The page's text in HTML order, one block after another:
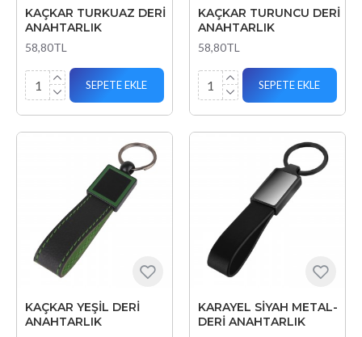
KAÇKAR TURKUAZ DERİ
ANAHTARLIK
58,80TL
SEPETE EKLE
KAÇKAR TURUNCU DERİ
ANAHTARLIK
58,80TL
SEPETE EKLE
KAÇKAR YEŞİL DERİ
ANAHTARLIK
KARAYEL SİYAH METAL-
DERİ ANAHTARLIK